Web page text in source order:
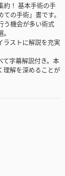
約！ 基本手術の手
の手術」書です。
う機会が多い術式
ストに解説を充実
字幕解説付き。本
理解を深めることが